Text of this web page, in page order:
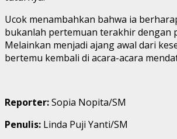
Ucok menambahkan bahwa ia
bukanlah pertemuan terakhir dengan
Melainkan menjadi ajang awal dari
bertemu kembali di acara-acara
Reporter:Sopia Nopita/SM
Penulis: Linda Puji Yanti/SM